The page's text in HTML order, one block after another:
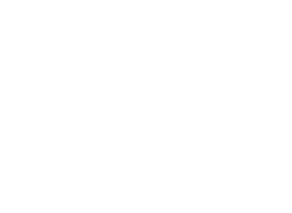
Zahlungs- &